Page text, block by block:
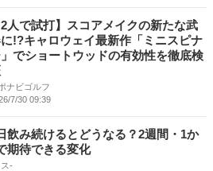
2人で試打】スコアメイクの新たな武
!?キャロウェイ最新作「ミニスピナ
でショートウッドの有効性を徹底検
ナビゴルフ
7/30 09:39
飲み続けるとどうなる？2週間・1か
期待できる変化
-